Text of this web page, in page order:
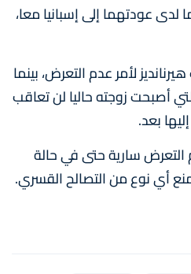
عودتهما إلى إسبانيا معا،
لأمر عدم التعرض، بينما
أصبحت زوجته حاليا لن تعاقب
بعد.
التعرض سارية حتى في حالة
أي نوع من التصالح القسري.